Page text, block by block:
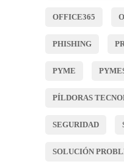
OFFICE365
PHISHING
PYME
PÍLDORAS
SEGURIDAD
SOLUCIÓN